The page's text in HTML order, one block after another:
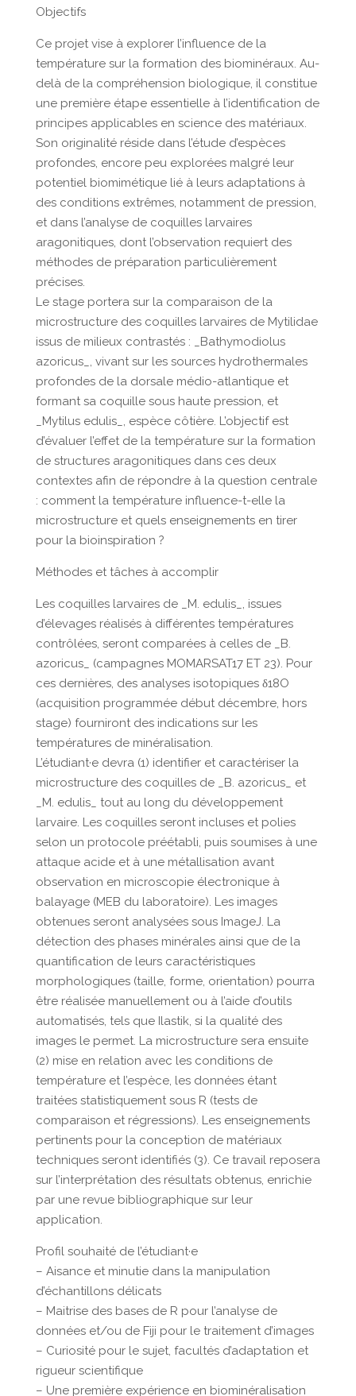
Objectifs
Ce projet vise à explorer l’influence de la
température sur la formation des biominéraux. Au-
delà de la compréhension biologique, il constitue
une première étape essentielle à l’identification de
principes applicables en science des matériaux.
Son originalité réside dans l’étude d’espèces
profondes, encore peu explorées malgré leur
potentiel biomimétique lié à leurs adaptations à
des conditions extrêmes, notamment de pression,
et dans l’analyse de coquilles larvaires
aragonitiques, dont l’observation requiert des
méthodes de préparation particulièrement
précises.
Le stage portera sur la comparaison de la
microstructure des coquilles larvaires de Mytilidae
issus de milieux contrastés : _Bathymodiolus
azoricus_, vivant sur les sources hydrothermales
profondes de la dorsale médio-atlantique et
formant sa coquille sous haute pression, et
_Mytilus edulis_, espèce côtière. L’objectif est
d’évaluer l’effet de la température sur la formation
de structures aragonitiques dans ces deux
contextes afin de répondre à la question centrale
: comment la température influence-t-elle la
microstructure et quels enseignements en tirer
pour la bioinspiration ?
Méthodes et tâches à accomplir
Les coquilles larvaires de _M. edulis_, issues
d’élevages réalisés à différentes températures
contrôlées, seront comparées à celles de _B.
azoricus_ (campagnes MOMARSAT17 ET 23). Pour
ces dernières, des analyses isotopiques δ18O
(acquisition programmée début décembre, hors
stage) fourniront des indications sur les
températures de minéralisation.
L’étudiant·e devra (1) identifier et caractériser la
microstructure des coquilles de _B. azoricus_ et
_M. edulis_ tout au long du développement
larvaire. Les coquilles seront incluses et polies
selon un protocole préétabli, puis soumises à une
attaque acide et à une métallisation avant
observation en microscopie électronique à
balayage (MEB du laboratoire). Les images
obtenues seront analysées sous ImageJ. La
détection des phases minérales ainsi que de la
quantification de leurs caractéristiques
morphologiques (taille, forme, orientation) pourra
être réalisée manuellement ou à l’aide d’outils
automatisés, tels que Ilastik, si la qualité des
images le permet. La microstructure sera ensuite
(2) mise en relation avec les conditions de
température et l’espèce, les données étant
traitées statistiquement sous R (tests de
comparaison et régressions). Les enseignements
pertinents pour la conception de matériaux
techniques seront identifiés (3). Ce travail reposera
sur l’interprétation des résultats obtenus, enrichie
par une revue bibliographique sur leur
application.
Profil souhaité de l’étudiant·e
– Aisance et minutie dans la manipulation
d’échantillons délicats
– Maitrise des bases de R pour l’analyse de
données et/ou de Fiji pour le traitement d’images
– Curiosité pour le sujet, facultés d’adaptation et
rigueur scientifique
– Une première expérience en biominéralisation